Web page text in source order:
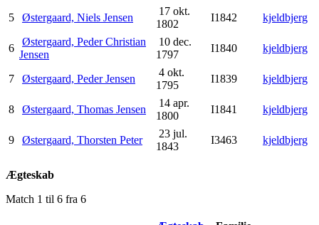
5 Østergaard, Niels Jensen
17 okt.
1802
I1842 kjeldbjerg
6
Østergaard, Peder Christian
Jensen
10 dec.
1797
I1840 kjeldbjerg
7 Østergaard, Peder Jensen
4 okt.
1795
I1839 kjeldbjerg
8 Østergaard, Thomas Jensen
14 apr.
1800
I1841 kjeldbjerg
9 Østergaard, Thorsten Peter
23 jul.
1843
I3463 kjeldbjerg
Ægteskab
Match 1 til 6 fra 6